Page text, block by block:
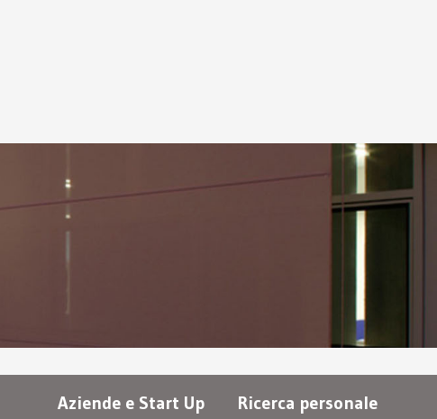
Aziende e Start Up Ricerca personale